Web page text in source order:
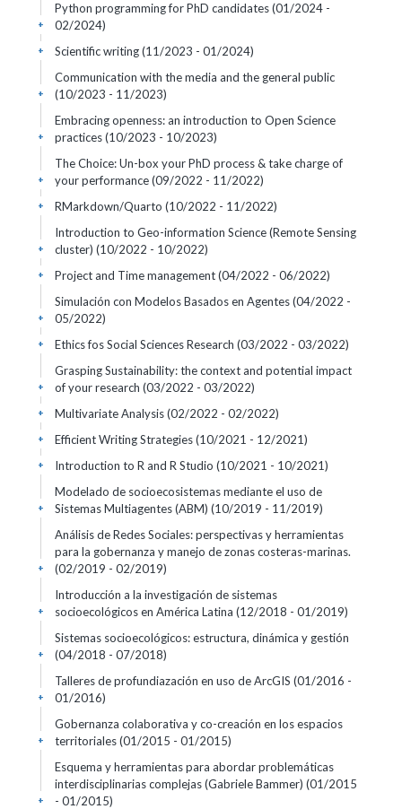
Python programming for PhD candidates(01/2024 -
02/2024)
+
Scientific writing(11/2023 - 01/2024)
+
Communication with the media and the general public
(10/2023 - 11/2023)
+
Embracing openness: an introduction to Open Science
practices(10/2023 - 10/2023)
+
The Choice: Un-box your PhD process & take charge of
your performance(09/2022 - 11/2022)
+
RMarkdown/Quarto (10/2022 - 11/2022)
+
Introduction to Geo-information Science (Remote Sensing
cluster) (10/2022 - 10/2022)
+
Project and Time management(04/2022 - 06/2022)
+
Simulación con Modelos Basados en Agentes(04/2022 -
05/2022)
+
Ethics fos Social Sciences Research (03/2022 - 03/2022)
+
Grasping Sustainability: the context and potential impact
of your research (03/2022 - 03/2022)
+
Multivariate Analysis(02/2022 - 02/2022)
+
Efficient Writing Strategies(10/2021 - 12/2021)
+
Introduction to R and R Studio (10/2021 - 10/2021)
+
Modelado de socioecosistemas mediante el uso de
Sistemas Multiagentes (ABM) (10/2019 - 11/2019)
+
Análisis de Redes Sociales: perspectivas y herramientas
para la gobernanza y manejo de zonas costeras-marinas.
(02/2019 - 02/2019)
+
Introducción a la investigación de sistemas
socioecológicos en América Latina (12/2018 - 01/2019)
+
Sistemas socioecológicos: estructura, dinámica y gestión
(04/2018 - 07/2018)
+
Talleres de profundiazación en uso de ArcGIS (01/2016 -
01/2016)
+
Gobernanza colaborativa y co-creación en los espacios
territoriales(01/2015 - 01/2015)
+
Esquema y herramientas para abordar problemáticas
interdisciplinarias complejas (Gabriele Bammer) (01/2015
- 01/2015)
+